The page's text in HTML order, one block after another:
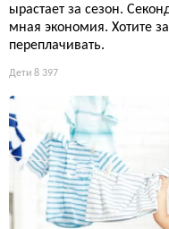
ырастает за сезон.
мная экономия. Хотите
переплачивать.
Дети 8 397